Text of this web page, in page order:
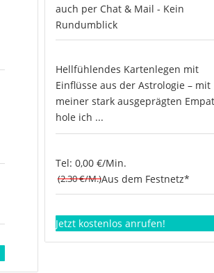
auch per Chat & Mail - Kein
Rundumblick
Hellfühlendes Kartenlegen mit
Einflüsse aus der Astrologie – mit
meiner stark ausgeprägten
hole ich ...
Tel: 0,00 €/Min.
(2.30 €/M.)Aus dem Festnetz*
Jetzt kostenlos anrufen!